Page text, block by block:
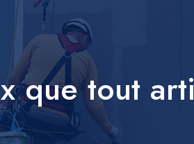
que tout